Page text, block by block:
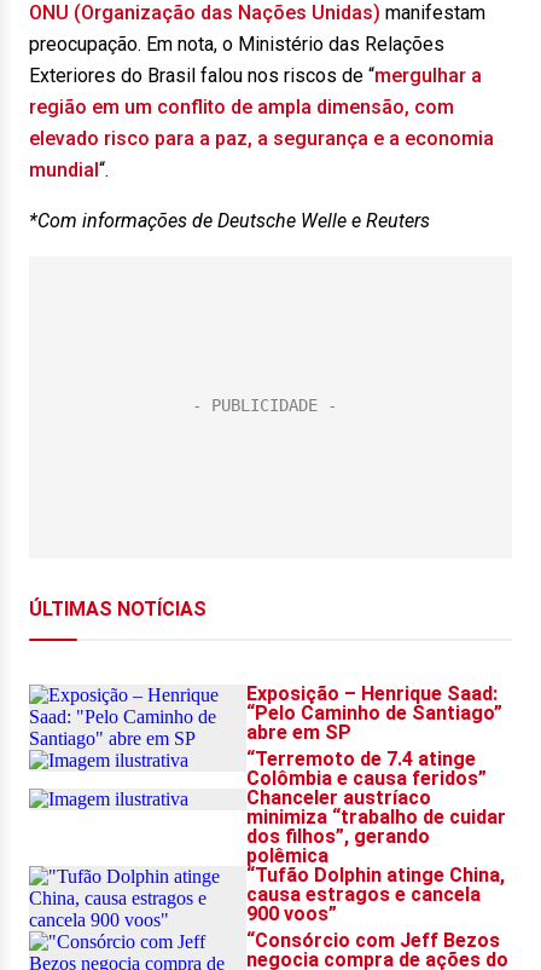
ONU (Organização das Nações Unidas) manifestam
preocupação. Em nota, o Ministério das Relações
Exteriores do Brasil falou nos riscos de “mergulhar a
região em um conflito de ampla dimensão, com
elevado risco para a paz, a segurança e a economia
mundial“.
*Com informações de Deutsche Welle e Reuters